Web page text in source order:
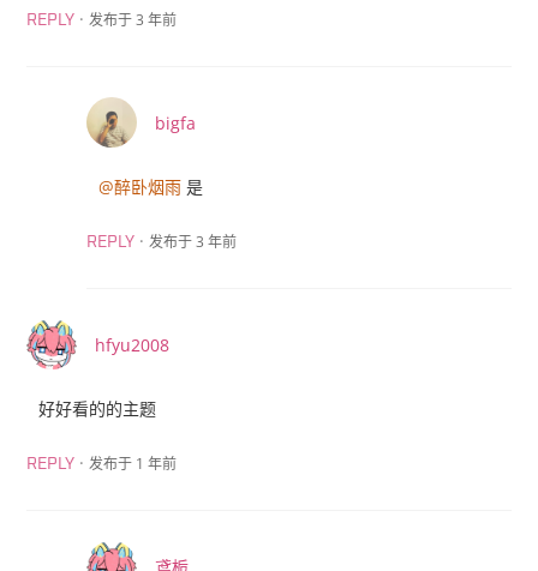
REPLY ·发布于 3 年前
bigfa
@醉卧烟雨 是
REPLY ·发布于 3 年前
hfyu2008
好好看的的主题
REPLY ·发布于 1 年前